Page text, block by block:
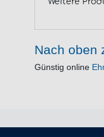
Nach oben
Günstig online